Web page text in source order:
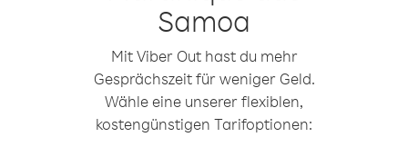
Samoa
Mit Viber Out hast du mehr
Gesprächszeit für weniger Geld.
Wähle eine unserer flexiblen,
kostengünstigen Tarifoptionen: